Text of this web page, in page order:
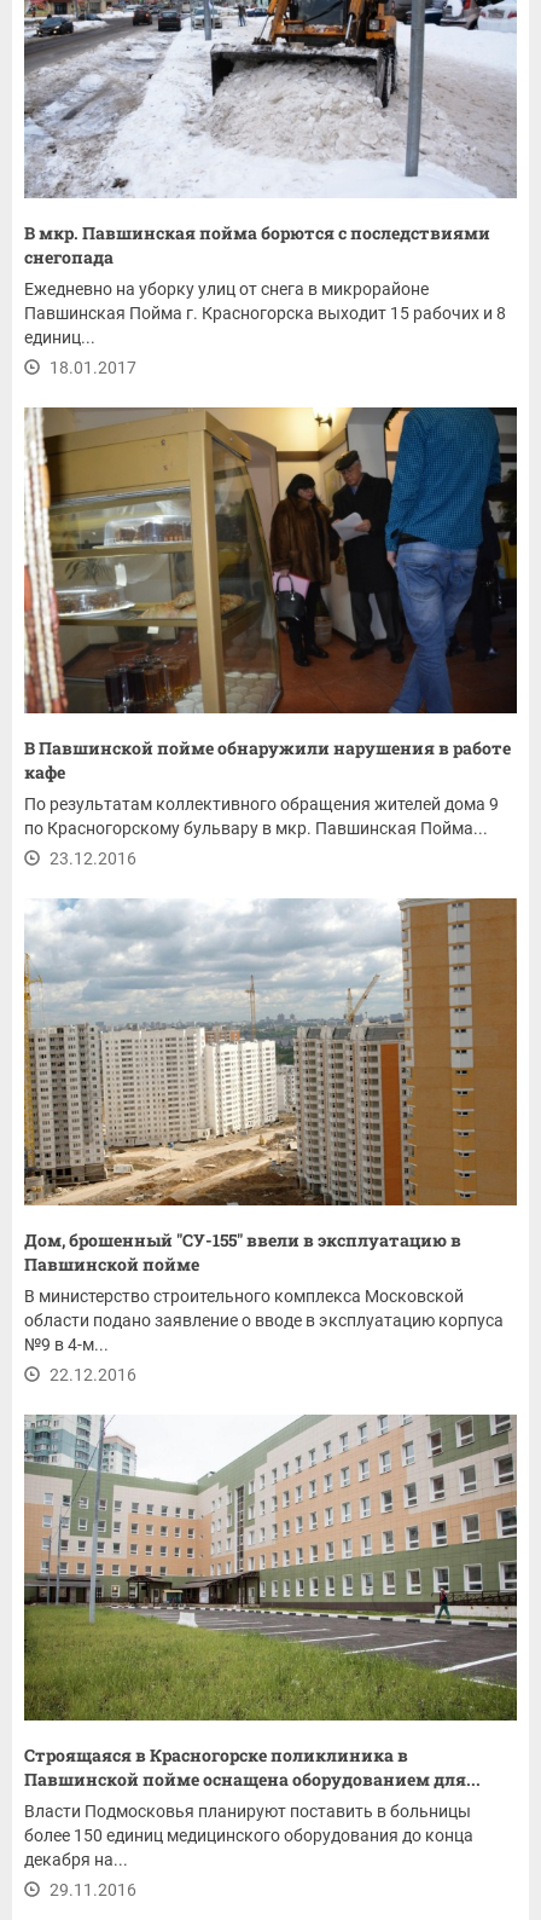
В мкр. Павшинская пойма борются с последствиями
снегопада
Ежедневно на уборку улиц от снега в микрорайоне
Павшинская Пойма г. Красногорска выходит 15 рабочих и 8
единиц...
18.01.2017
В Павшинской пойме обнаружили нарушения в работе
кафе
По результатам коллективного обращения жителей дома 9
по Красногорскому бульвару в мкр. Павшинская Пойма...
23.12.2016
Дом, брошенный "СУ-155" ввели в эксплуатацию в
Павшинской пойме
В министерство строительного комплекса Московской
области подано заявление о вводе в эксплуатацию корпуса
№9 в 4-м...
22.12.2016
Строящаяся в Красногорске поликлиника в
Павшинской пойме оснащена оборудованием для...
Власти Подмосковья планируют поставить в больницы
более 150 единиц медицинского оборудования до конца
декабря на...
29.11.2016